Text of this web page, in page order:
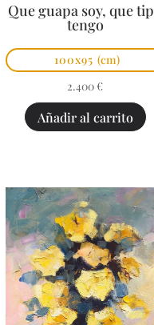
Que guapa soy, que
tengo
100x95 (cm)
2.400 €
Añadir al carrito